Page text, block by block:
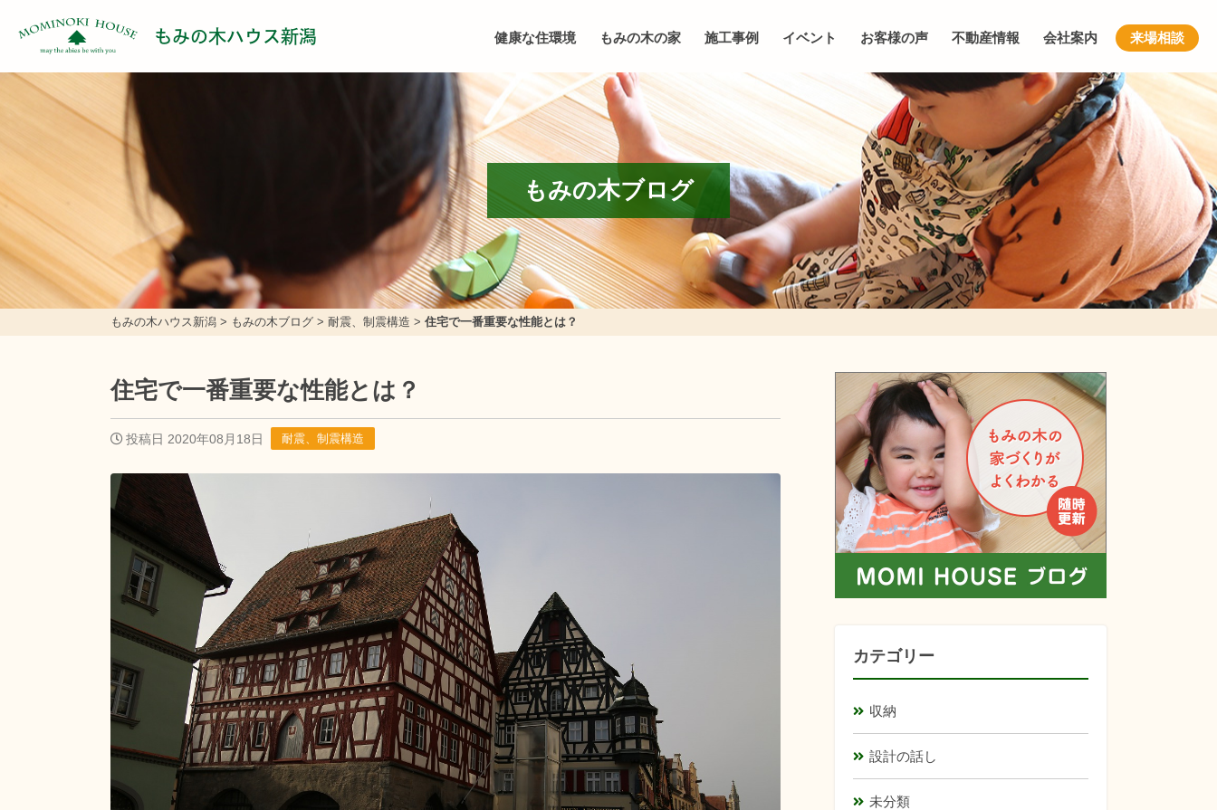
もみの木ハウス新潟 健康な住環境 もみの木の家 施工事例 イベント お客様の声 不動産情報 会社案内 来場相談
もみの木ブログ
もみの木ハウス新潟 > もみの木ブログ > 耐震、制震構造 > 住宅で一番重要な性能とは？
住宅で一番重要な性能とは？
投稿日 2020年08月18日 耐震、制震構造
カテゴリー
収納
設計の話し
未分類